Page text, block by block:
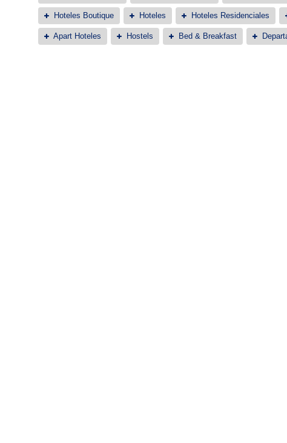
Hoteles Boutique Hoteles Hoteles Residenciales
Apart Hoteles Hostels Bed & Breakfast